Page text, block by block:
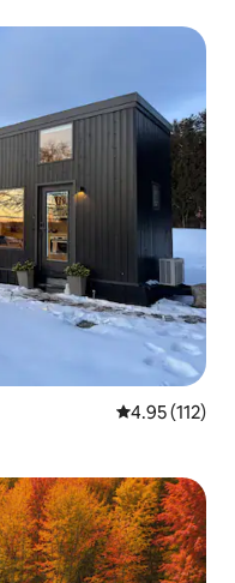
レビュー112
4.95 (112)